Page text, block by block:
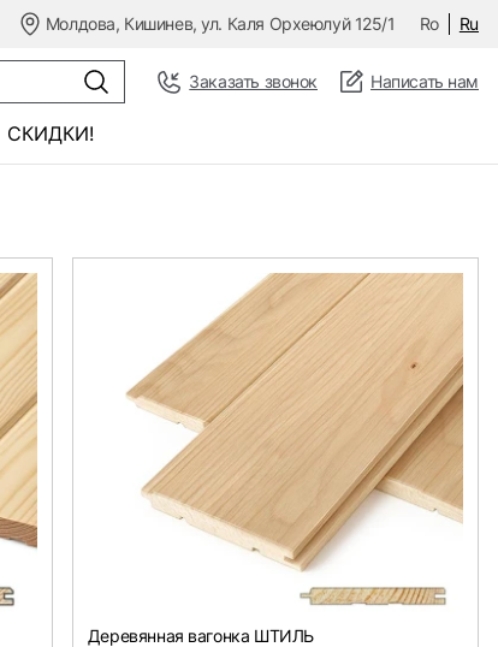
Молдова, Кишинев, ул. Каля Орхеюлуй 125/1 Ro Ru
Заказать звонок Написать нам
СКИДКИ!
Деревянная вагонка ШТИЛЬ